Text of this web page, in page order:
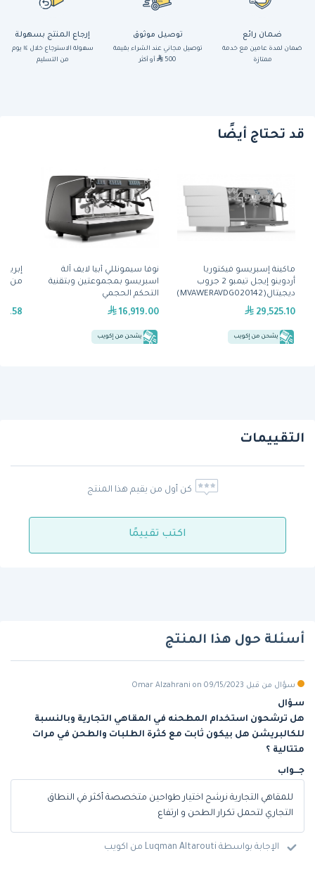
ضمان رائع
ضمان لمدة عامين مع خدمة
ممتازة
توصيل موثوق
توصيل مجاني عند الشراء بقيمة
500
أو أكثر
إرجاع المنتج بسهولة
سهولة الاسترجاع خلال ١٤ يوم
من التسليم
قد تحتاج أيضًا
ماكينة إسبريسو فيكتوريا
أردوينو إيجل تيمبو 2 جروب
ديجيتال(MVAWERAVDG020142)
29,525.10
يشحن من إكويب
نوفا سيمونللي أبيا لايف آلة
اسبريسو بمجموعتين وبتقنية
التحكم الحجمي
16,919.00
يشحن من إكويب
من
التقييمات
كن أول من يقيم هذا المنتج
اكتب تقييمًا
أسئلة حول هذا المنتج
سؤال من قبل Omar Alzahrani on 09/15/2023
سـؤال
هل ترشحون استخدام المطحنه في المقاهي التجارية وبالنسبة
للكالبريشن هل بيكون ثابت مع كثرة الطلبات والطحن في مرات
متتالية ؟
جـــواب
للمقاهي التجارية نرشح اختيار طواحين متخصصة أكثر في النطاق
التجاري لتحمل تكرار الطحن و ارتفاع
الإجابة بواسطة Luqman Altarouti من اكويب